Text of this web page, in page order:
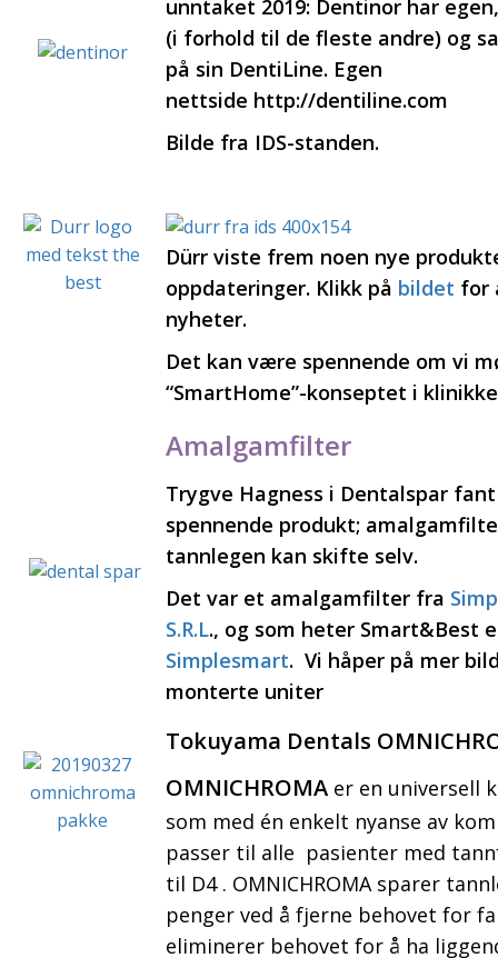
unntaket 2019: Dentinor har
(i forhold til de fleste andre) og
på sin DentiLine. Egen
nettside http://dentiline.com
Bilde fra IDS-standen.
Dürr viste frem noen nye
oppdateringer. Klikk på bildet for
nyheter.
Det kan være spennende om vi
“SmartHome”-konseptet i
Amalgamfilter
Trygve Hagness i Dentalspar
spennende produkt;
tannlegen kan skifte selv.
Det var et amalgamfilter fra
S.R.L., og som heter Smart&Best
Simplesmart. Vi håper på mer
monterte uniter
Tokuyama Dentals
OMNICHROMA er en universell
som med én enkelt nyanse av
passer til alle pasienter med
til D4 . OMNICHROMA sparer
penger ved å fjerne behovet for
eliminerer behovet for å ha